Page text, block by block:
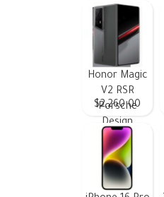
Honor Magic
V2 RSR
Porsche
Design
$2,260.00